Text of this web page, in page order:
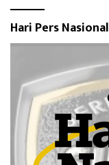
Hari Pers Nasional